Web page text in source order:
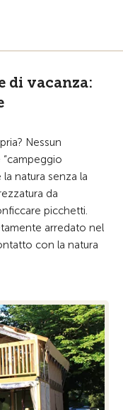
di vacanza:
Nessun
natura senza la
da
picchetti.
arredato nel
con la natura